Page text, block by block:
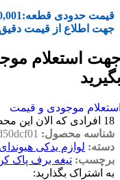
قیمت حدودی قطعه:
جهت اطلاع از قیمت
استعلام
موجودی و قیمت
18 افرادی که الان این
شناسه محصول:
دسته: لوازم یدکی
برچسب: تیغه برف پاک
به اشتراک بگذارید: